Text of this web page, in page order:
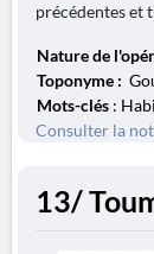
précédentes et
Nature de
Toponyme :
Mots-clés :
Consulter la
13/